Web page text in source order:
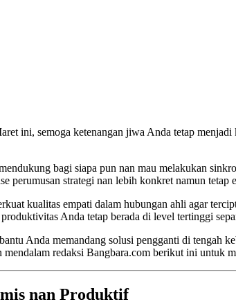
ini, semoga ketenangan jiwa Anda tetap
bagi siapa pun nan mau melakukan
strategi nan lebih konkret namun tetap
kualitas empati dalam hubungan ahli agar
Anda tetap berada di level tertinggi
Anda memandang solusi pengganti di tengah
redaksi Bangbara.com berikut ini untuk
nan Produktif